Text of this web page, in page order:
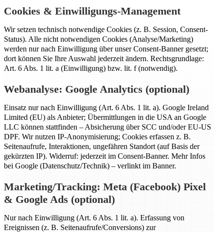
Cookies & Einwilligungs-Management
Wir setzen technisch notwendige Cookies (z. B. Session, Consent-
Status). Alle nicht notwendigen Cookies (Analyse/Marketing)
werden nur nach Einwilligung über unser Consent-Banner gesetzt;
dort können Sie Ihre Auswahl jederzeit ändern. Rechtsgrundlage:
Art. 6 Abs. 1 lit. a (Einwilligung) bzw. lit. f (notwendig).
Webanalyse: Google Analytics (optional)
Einsatz nur nach Einwilligung (Art. 6 Abs. 1 lit. a). Google Ireland
Limited (EU) als Anbieter; Übermittlungen in die USA an Google
LLC können stattfinden – Absicherung über SCC und/oder EU-US
DPF. Wir nutzen IP-Anonymisierung; Cookies erfassen z. B.
Seitenaufrufe, Interaktionen, ungefähren Standort (auf Basis der
gekürzten IP). Widerruf: jederzeit im Consent-Banner. Mehr Infos
bei Google (Datenschutz/Technik) – verlinkt im Banner.
Marketing/Tracking: Meta (Facebook) Pixel
& Google Ads (optional)
Nur nach Einwilligung (Art. 6 Abs. 1 lit. a). Erfassung von
Ereignissen (z. B. Seitenaufrufe/Conversions) zur